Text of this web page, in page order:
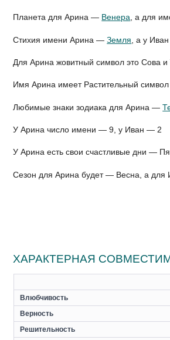
Планета для Арина — Венера , а для
Стихия имени Арина —Земля , а у
Для Арина жовитный символ это Сова
Имя Арина имеет Растительный
Любимые знаки зодиака для Арина —
У Арина число имени — 9, у Иван — 2
У Арина есть свои счастливые дни —
Сезон для Арина будет — Весна, а
ХАРАКТЕРНАЯ
Влюбчивость
Верность
Решительность